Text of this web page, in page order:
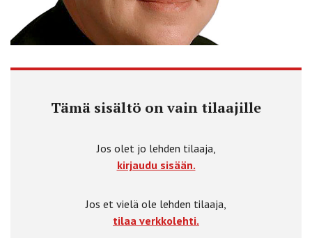
Tämä sisältö on vain tilaajille
Jos olet jo lehden tilaaja,
kirjaudu sisään.
Jos et vielä ole lehden tilaaja,
tilaa verkkolehti.